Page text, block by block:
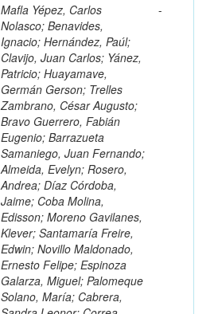
Mafla Yépez, Carlos
Nolasco; Benavides,
Ignacio; Hernández, Paúl;
Clavijo, Juan Carlos; Yánez,
Patricio; Huayamave,
Germán Gerson; Trelles
Zambrano, César Augusto;
Bravo Guerrero, Fabián
Eugenio; Barrazueta
Samaniego, Juan Fernando;
Almeida, Evelyn; Rosero,
Andrea; Díaz Córdoba,
Jaime; Coba Molina,
Edisson; Moreno Gavilanes,
Klever; Santamaría Freire,
Edwin; Novillo Maldonado,
Ernesto Felipe; Espinoza
Galarza, Miguel; Palomeque
Solano, María; Cabrera,
-